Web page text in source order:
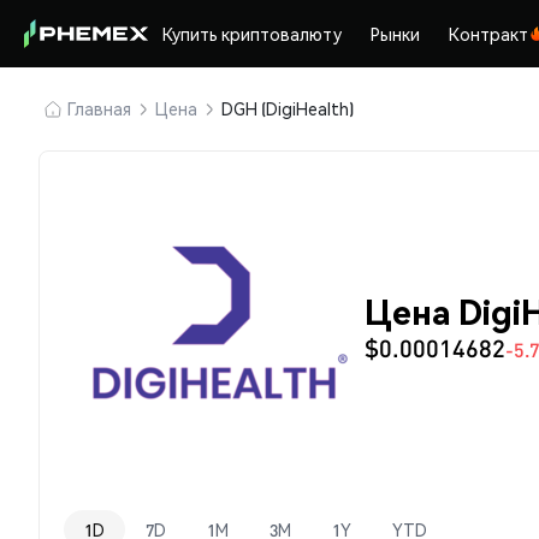
Купить криптовалюту Рынки Контракт
Главная Цена DGH (DigiHealth)
Цена
$0.00014682-
1D 7D 1M 3M 1Y YTD